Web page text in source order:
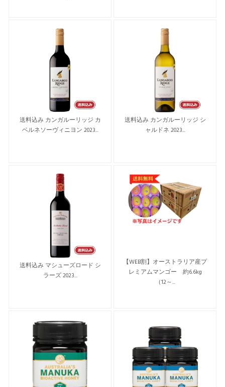
送料込み カンガルーリッジ カ
ベルネソーヴィニヨン 2023...
送料込み カンガルーリッジ シ
ャルドネ 2023...
送料込み マシューズロード シ
ラーズ 2023...
【WEB割】オーストラリア産プ
レミアムマンゴー 約6.6kg
（12～...